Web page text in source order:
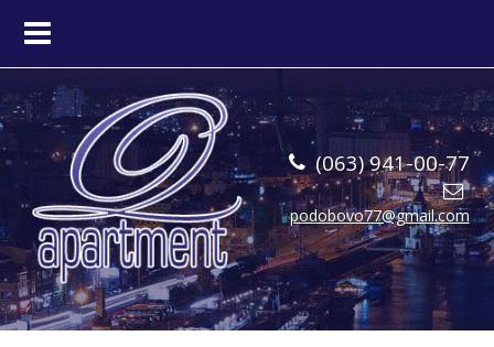
ГЛАВНАЯ
КВАРТИРЫ
О НАС
КОНТАКТЫ
(063) 941-00-77
podobovo77@gmail.com